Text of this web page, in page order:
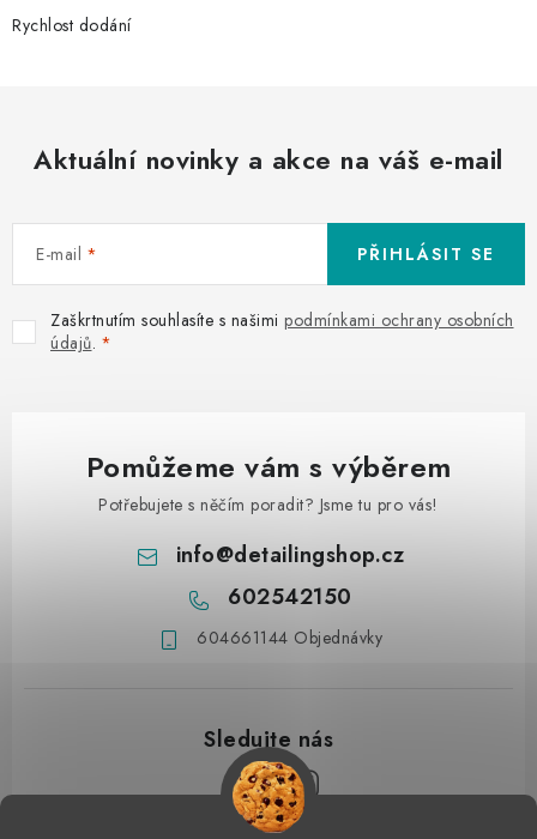
Rychlost dodání
Aktuální novinky a akce na váš e-mail
E-mail
Zaškrtnutím souhlasíte s našimi podmínkami ochrany osobních
údajů.
PŘIHLÁSIT SE
Pomůžeme vám s výběrem
Potřebujete s něčím poradit? Jsme tu pro vás!
info@detailingshop.cz
602542150
604661144 Objednávky